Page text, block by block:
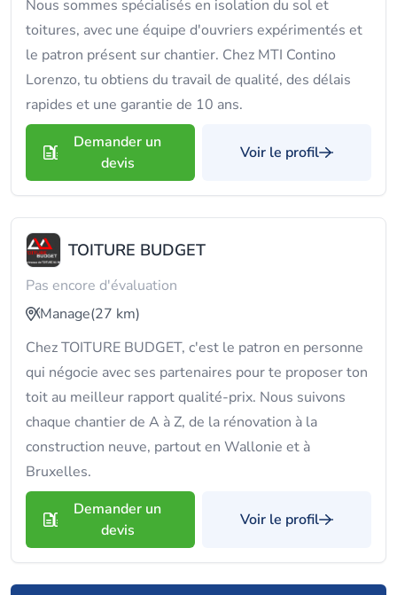
Nous sommes spécialisés en isolation du sol et
toitures, avec une équipe d'ouvriers expérimentés et
le patron présent sur chantier. Chez MTI Contino
Lorenzo, tu obtiens du travail de qualité, des délais
rapides et une garantie de 10 ans.
Demander un
devis
Voir le profil
TOITURE BUDGET
Pas encore d'évaluation
Manage(27 km)
Chez TOITURE BUDGET, c'est le patron en personne
qui négocie avec ses partenaires pour te proposer ton
toit au meilleur rapport qualité-prix. Nous suivons
chaque chantier de A à Z, de la rénovation à la
construction neuve, partout en Wallonie et à
Bruxelles.
Demander un
devis
Voir le profil